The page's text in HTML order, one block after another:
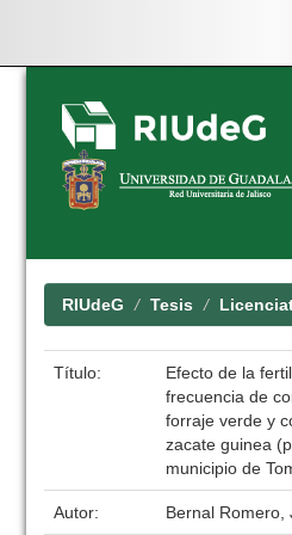
Skip
navigation
RIUdeG Tesis
Título:
Efecto de la
frecuencia de
forraje verde y
zacate guinea
municipio de
Autor: Bernal Romero,